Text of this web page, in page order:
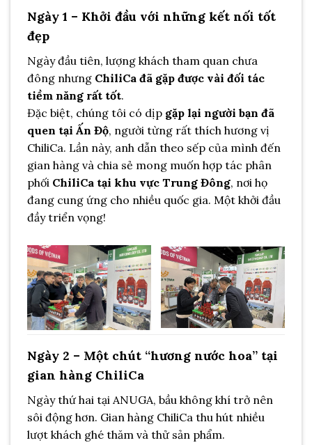
Ngày 1 – Khởi đầu với những kết nối tốt
đẹp
Ngày đầu tiên, lượng khách tham quan chưa
đông nhưng ChiliCa đã gặp được vài đối tác
tiềm năng rất tốt.
Đặc biệt, chúng tôi có dịp gặp lại người bạn đã
quen tại Ấn Độ, người từng rất thích hương vị
ChiliCa. Lần này, anh dẫn theo sếp của mình đến
gian hàng và chia sẻ mong muốn hợp tác phân
phối ChiliCa tại khu vực Trung Đông, nơi họ
đang cung ứng cho nhiều quốc gia. Một khởi đầu
đầy triển vọng!
Ngày 2 – Một chút “hương nước hoa” tại
gian hàng ChiliCa
Ngày thứ hai tại ANUGA, bầu không khí trở nên
sôi động hơn. Gian hàng ChiliCa thu hút nhiều
lượt khách ghé thăm và thử sản phẩm.